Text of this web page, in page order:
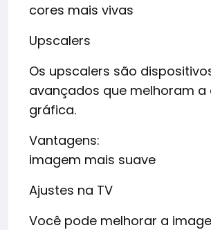
cores mais vivas
Upscalers
Os upscalers são
avançados que melhoram a
gráfica.
Vantagens:
imagem mais suave
Ajustes na TV
Você pode melhorar a